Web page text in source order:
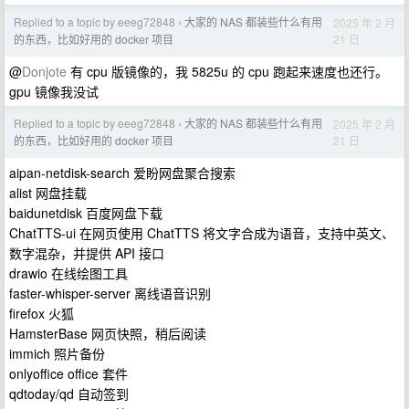
Replied to a topic by eeeg72848 › 大家的 NAS 都装些什么有用
的东西，比如好用的 docker 项目
2025 年 2 月
21 日
@Donjote 有 cpu 版镜像的，我 5825u 的 cpu 跑起来速度也还行。
gpu 镜像我没试
Replied to a topic by eeeg72848 › 大家的 NAS 都装些什么有用
的东西，比如好用的 docker 项目
2025 年 2 月
21 日
aipan-netdisk-search 爱盼网盘聚合搜索
alist 网盘挂载
baidunetdisk 百度网盘下载
ChatTTS-ui 在网页使用 ChatTTS 将文字合成为语音，支持中英文、
数字混杂，并提供 API 接口
drawio 在线绘图工具
faster-whisper-server 离线语音识别
firefox 火狐
HamsterBase 网页快照，稍后阅读
immich 照片备份
onlyoffice office 套件
qdtoday/qd 自动签到